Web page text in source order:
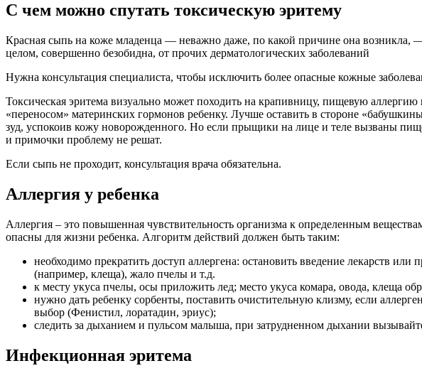
С чем можно спутать токсическую эритему
Красная сыпь на коже младенца — неважно даже, по какой причине она возникла,
целом, совершенно безобидна, от прочих дерматологических заболеваний
Нужна консультация специалиста, чтобы исключить более опасные кожные
Токсическая эритема визуально может походить на крапивницу, пищевую
«переносом» материнских гормонов ребенку. Лучше оставить в стороне
зуд, успокоив кожу новорожденного. Но если прыщики на лице и теле вызваны
и примочки проблему не решат.
Если сыпь не проходит, консультация врача обязательна.
Аллергия у ребенка
Аллергия – это повышенная чувствительность организма к определенным
опасны для жизни ребенка. Алгоритм действий должен быть таким:
необходимо прекратить доступ аллергена: остановить введение лекарств
(например, клеща), жало пчелы и т.д.
к месту укуса пчелы, осы приложить лед; место укуса комара, овода, клеща
нужно дать ребенку сорбенты, поставить очистительную клизму, если
выбор (Фенистил, лоратадин, эриус);
следить за дыханием и пульсом малыша, при затрудненном дыхании
Инфекционная эритема